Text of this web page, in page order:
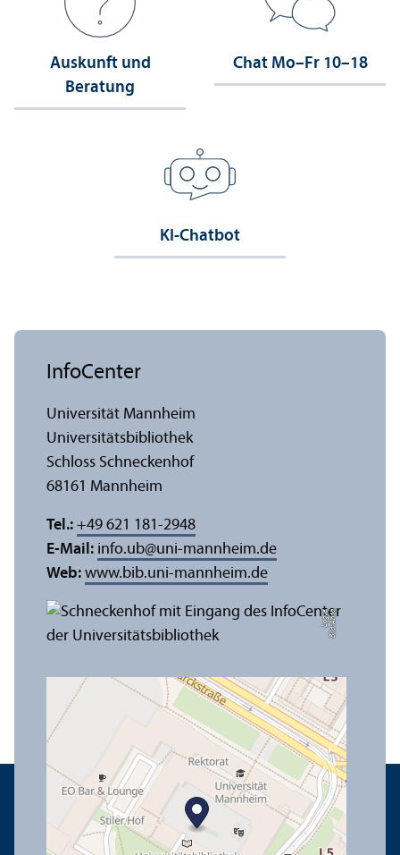
Auskunft und
Beratung
Chat Mo–Fr 10–18
KI-Chatbot
Bil
d:
A
n
n
a
L
o
g
u
e
InfoCenter
Universität Mannheim
Universitäts­bibliothek
Schloss Schneckenhof
68161 Mannheim
Tel.: +49 621 181-2948
E-Mail: info.ub@uni-mannheim.de
Web: www.bib.uni-mannheim.de